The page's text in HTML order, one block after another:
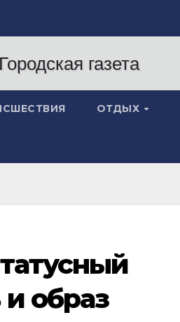
ОТДЫХ
образ